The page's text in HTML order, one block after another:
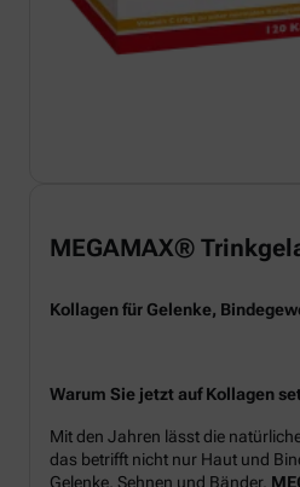
MEGAMAX®
Kollagen für Gelenke,
Warum Sie jetzt auf Kollagen
Mit den Jahren lässt die
das betrifft nicht nur Haut und
Gelenke, Sehnen und Bänder.